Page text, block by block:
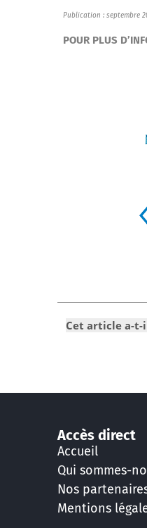
Publication : septembre
POUR PLUS
Cet article a-t-
Accès direct
Accueil
Qui sommes-
Nos
Mentions